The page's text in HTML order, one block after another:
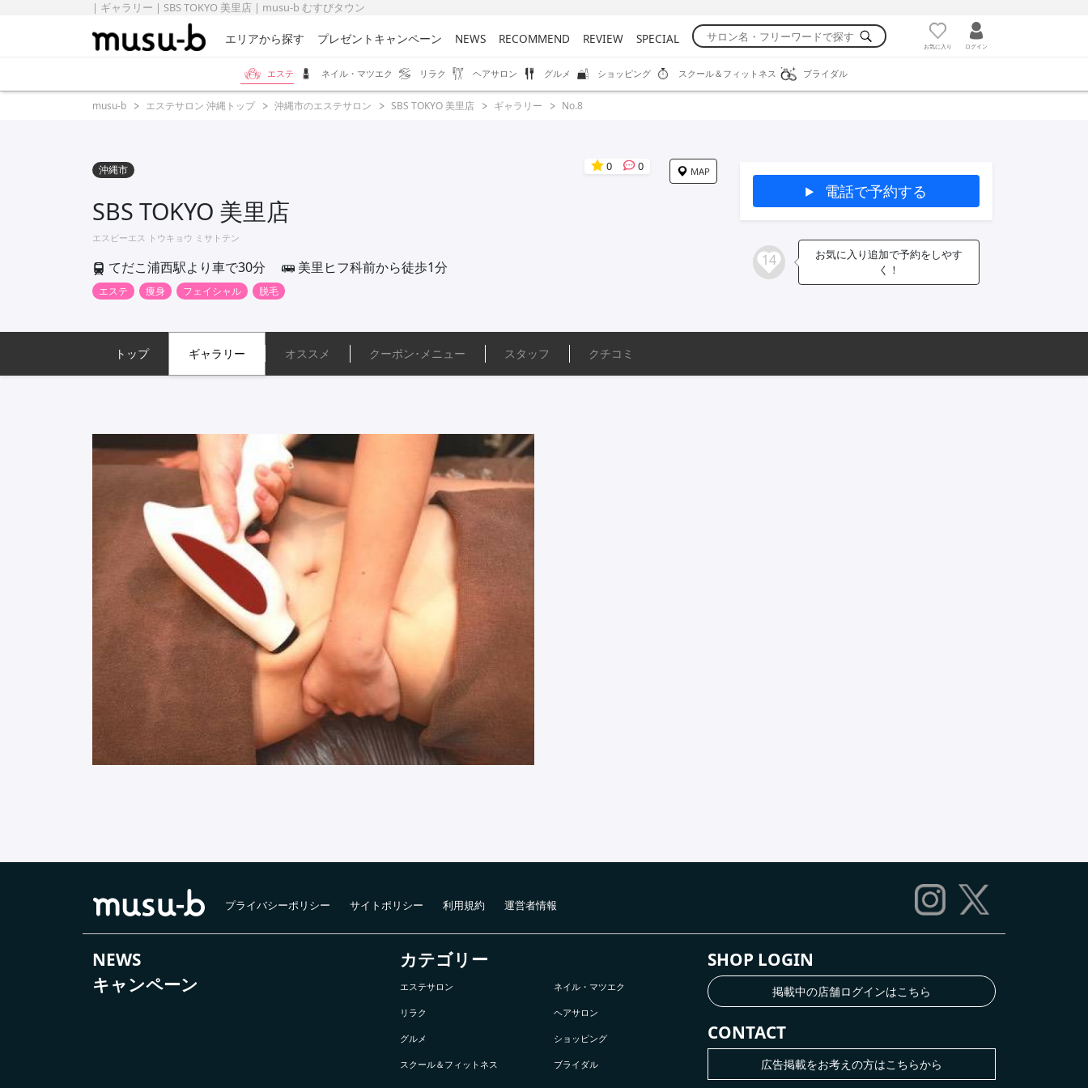
| ギャラリー | SBS TOKYO 美里店 | musu-b むすびタウン
エリアから探す プレゼントキャンペーン NEWS RECOMMEND REVIEW SPECIAL お気に入り ログイン
エステ ネイル・マツエク リラク ヘアサロン グルメ ショッピング スクール＆フィットネス ブライダル
musu-b エステサロン 沖縄トップ 沖縄市のエステサロン SBS TOKYO 美里店 ギャラリー No.8
沖縄市 0 0 MAP
SBS TOKYO 美里店
エスビーエス トウキョウ ミサトテン
てだこ浦西駅より車で30分 美里ヒフ科前から徒歩1分
エステ 痩身 フェイシャル 脱毛
電話で予約する
14
お気に入り追加で予約をしやす
く！
トップ ギャラリー オススメ クーポン･ メニュー スタッフ クチコミ
プライバシーポリシー サイトポリシー 利用規約 運営者情報
NEWS
キャンペーン
カテゴリー
エステサロン ネイル・マツエク
リラク ヘアサロン
グルメ ショッピング
スクール＆フィットネス ブライダル
SHOP LOGIN
掲載中の店舗ログインはこちら
CONTACT
広告掲載をお考えの方はこちらから